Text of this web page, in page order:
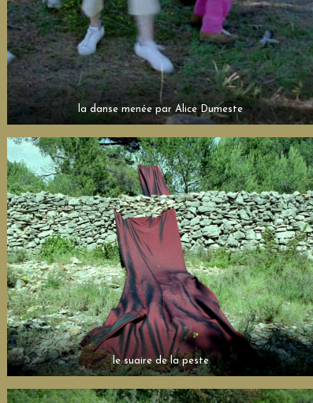
la danse menée par Alice Dumeste
le suaire de la peste